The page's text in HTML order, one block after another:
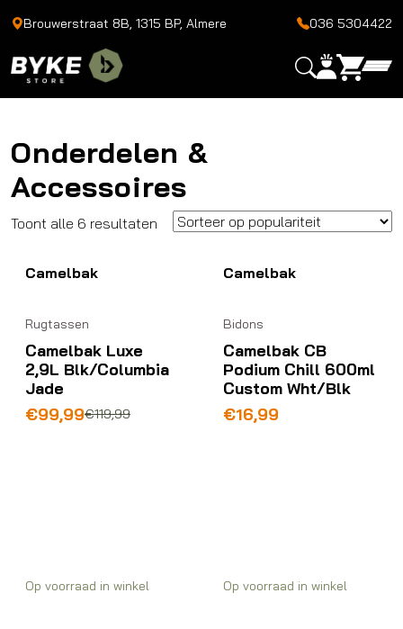
Brouwerstraat 8B, 1315 BP, Almere 036 5304422
Onderdelen &
Accessoires
Toont alle 6 resultaten Gesorteerd
populariteit
Camelbak
Rugtassen
Camelbak Luxe
2,9L Blk/Columbia
Jade
€119,99
Oorspronkelijke
€99,99
Huidige
Op voorraad in winkel
Camelbak
Bidons
Camelbak CB
Podium Chill 600ml
Custom Wht/Blk
€16,99
Op voorraad in winkel